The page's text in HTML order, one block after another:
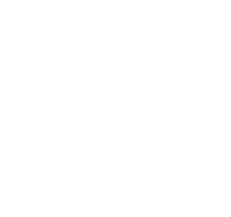
de Los Dos